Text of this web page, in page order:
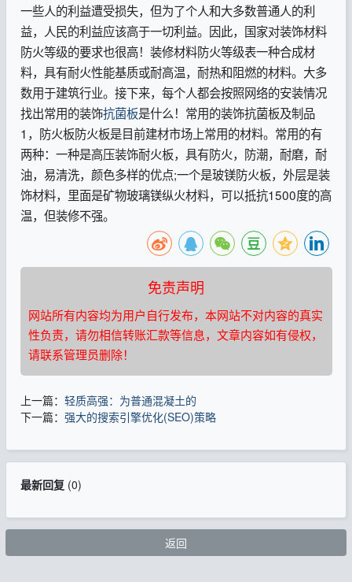
一些人的利益遭受损失，但为了个人和大多数普通人的利
益，人民的利益应该高于一切利益。因此，国家对装饰材料
防火等级的要求也很高！装修材料防火等级表一种合成材
料，具有耐火性能基质或耐高温，耐热和阻燃的材料。大多
数用于建筑行业。接下来，每个人都会按照网络的安装情况
找出常用的装饰抗菌板是什么！常用的装饰抗菌板及制品
1，防火板防火板是目前建材市场上常用的材料。常用的有
两种：一种是高压装饰耐火板，具有防火，防潮，耐磨，耐
油，易清洗，颜色多样的优点;一个是玻镁防火板，外层是装
饰材料，里面是矿物玻璃镁纵火材料，可以抵抗1500度的高
温，但装修不强。
免责声明
网站所有内容均为用户自行发布，本网站不对内容的真实
性负责，请勿相信转账汇款等信息，文章内容如有侵权，
请联系管理员删除！
上一篇： 轻质高强：为普通混凝土的
下一篇： 强大的搜索引擎优化(SEO)策略
最新回复(0)
返回